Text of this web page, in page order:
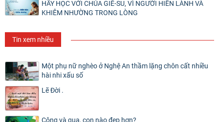
HÃY HỌC VỚI CHÚA GIÊ-SU, VÌ NGƯỜI HIỀN LÀNH VÀ
KHIÊM NHƯỜNG TRONG LÒNG
Tin xem nhiều
Một phụ nữ nghèo ở Nghệ An thầm lặng chôn cất nhiều
hài nhi xấu số
Lẽ Đời .
Công và quạ, con nào đẹp hơn?